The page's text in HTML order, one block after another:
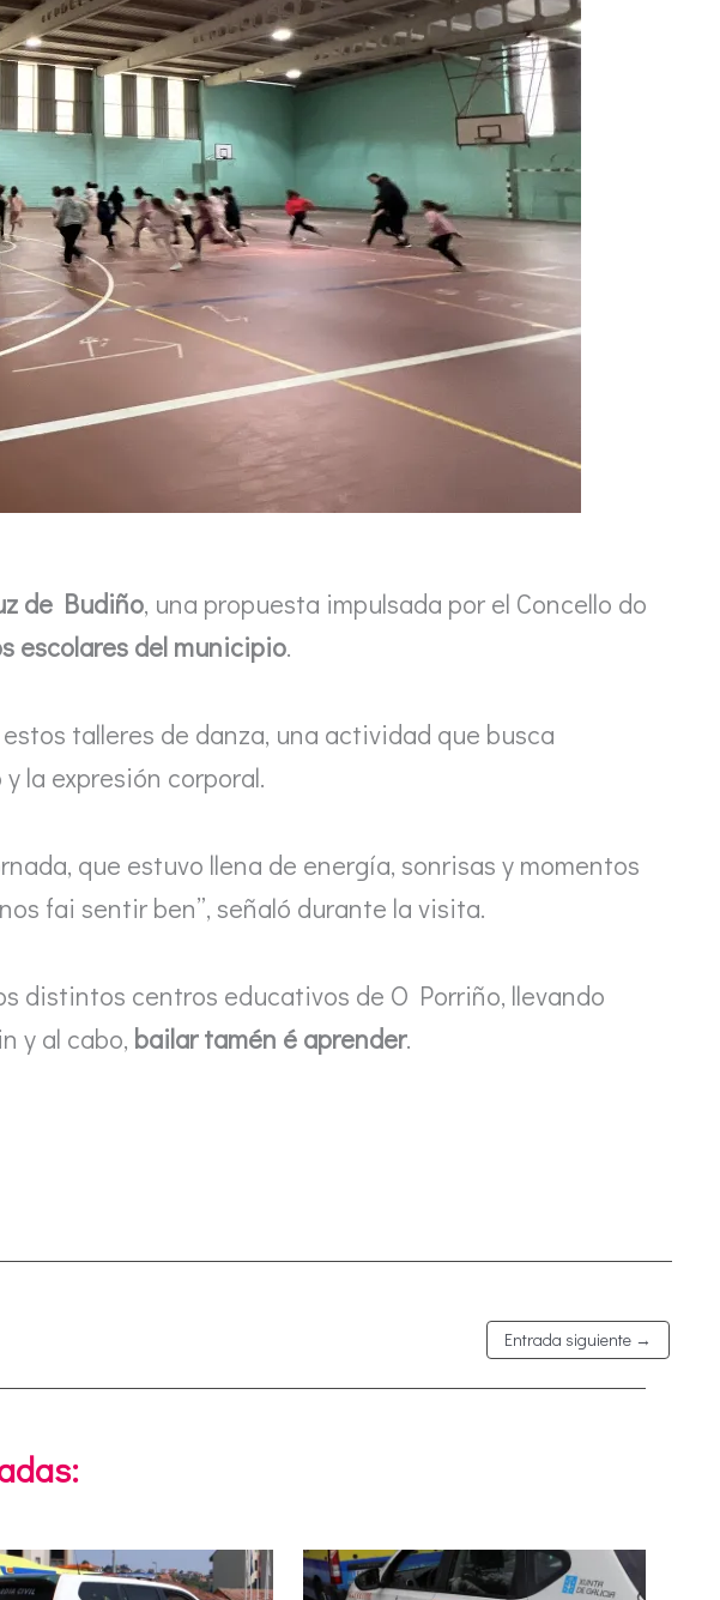
de Budiño, una propuesta impulsada por el Concello do
escolares del municipio.
talleres de danza, una actividad que busca
la expresión corporal.
que estuvo llena de energía, sonrisas y momentos
fai sentir ben”, señaló durante la visita.
distintos centros educativos de O Porriño, llevando
y al cabo, bailar tamén é aprender.
Entrada siguiente →